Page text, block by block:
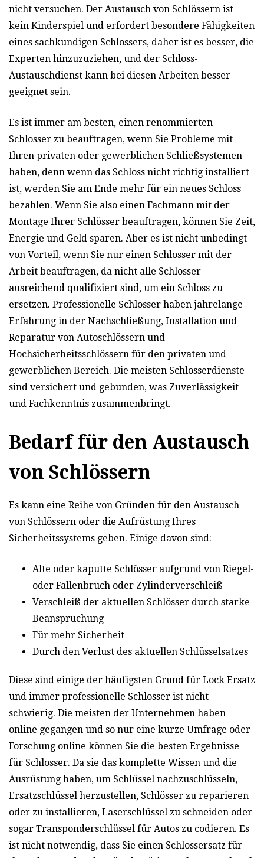
nicht versuchen. Der Austausch von Schlössern ist
kein Kinderspiel und erfordert besondere Fähigkeiten
eines sachkundigen Schlossers, daher ist es besser, die
Experten hinzuzuziehen, und der Schloss-
Austauschdienst kann bei diesen Arbeiten besser
geeignet sein.
Es ist immer am besten, einen renommierten
Schlosser zu beauftragen, wenn Sie Probleme mit
Ihren privaten oder gewerblichen Schließsystemen
haben, denn wenn das Schloss nicht richtig installiert
ist, werden Sie am Ende mehr für ein neues Schloss
bezahlen. Wenn Sie also einen Fachmann mit der
Montage Ihrer Schlösser beauftragen, können Sie Zeit,
Energie und Geld sparen. Aber es ist nicht unbedingt
von Vorteil, wenn Sie nur einen Schlosser mit der
Arbeit beauftragen, da nicht alle Schlosser
ausreichend qualifiziert sind, um ein Schloss zu
ersetzen. Professionelle Schlosser haben jahrelange
Erfahrung in der Nachschließung, Installation und
Reparatur von Autoschlössern und
Hochsicherheitsschlössern für den privaten und
gewerblichen Bereich. Die meisten Schlosserdienste
sind versichert und gebunden, was Zuverlässigkeit
und Fachkenntnis zusammenbringt.
Bedarf für den Austausch
von Schlössern
Es kann eine Reihe von Gründen für den Austausch
von Schlössern oder die Aufrüstung Ihres
Sicherheitssystems geben. Einige davon sind:
Alte oder kaputte Schlösser aufgrund von Riegel-
oder Fallenbruch oder Zylinderverschleiß
Verschleiß der aktuellen Schlösser durch starke
Beanspruchung
Für mehr Sicherheit
Durch den Verlust des aktuellen Schlüsselsatzes
Diese sind einige der häufigsten Grund für Lock Ersatz
und immer professionelle Schlosser ist nicht
schwierig. Die meisten der Unternehmen haben
online gegangen und so nur eine kurze Umfrage oder
Forschung online können Sie die besten Ergebnisse
für Schlosser. Da sie das komplette Wissen und die
Ausrüstung haben, um Schlüssel nachzuschlüsseln,
Ersatzschlüssel herzustellen, Schlösser zu reparieren
oder zu installieren, Laserschlüssel zu schneiden oder
sogar Transponderschlüssel für Autos zu codieren. Es
ist nicht notwendig, dass Sie einen Schlossersatz für